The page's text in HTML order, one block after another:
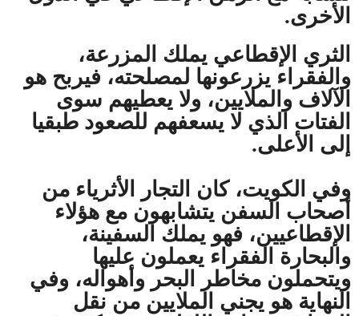
الأخرى.
الثري الإقطاعي يملك المزرعة،
والفقراء يزرعونها لمصلحته، فيربح هو
الآلاف والملايين، ولا يعطيهم سوى
الفتات الذي لا يسعفهم للصعود طبقيا
إلى الأعلى.
وفي الكويت، كان التجار الأثرياء من
أصحاب السفن يتشابهون مع هؤلاء
الإقطاعيين، فهو يملك السفينة،
والبحارة الفقراء يعملون عليها
ويتحملون مخاطر البحر وأهواله، وفي
النهاية هو يجني الملايين من نقل